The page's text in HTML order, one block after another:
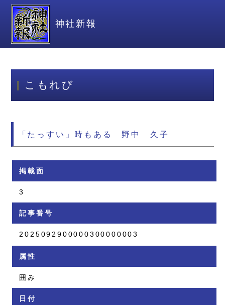
神社新報
こもれび
「たっすい」時もある 野中 久子
掲載面
3
記事番号
2025092900000300000003
属性
囲み
日付